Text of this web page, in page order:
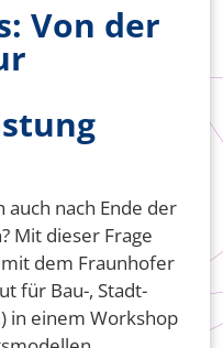
Von der
nach Ende der
Mit dieser Frage
dem Fraunhofer
für Bau-, Stadt-
in einem Workshop